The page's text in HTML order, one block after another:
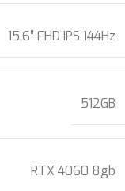
15,6″ FHD IPS 144Hz
512GB
RTX 4060 8gb